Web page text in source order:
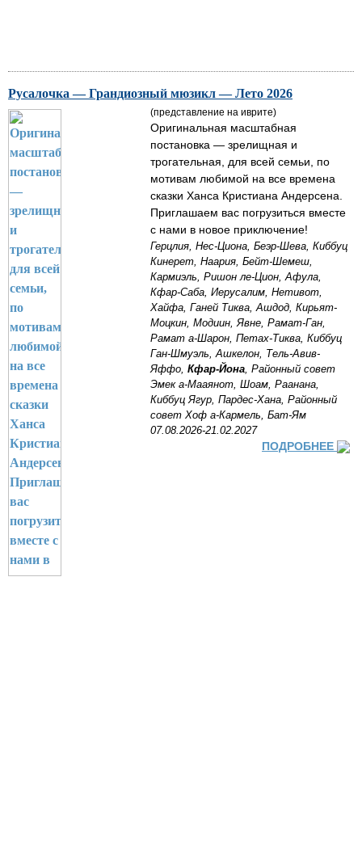
Русалочка — Грандиозный мюзикл — Лето 2026
(представление на иврите)
Оригинальная масштабная
постановка — зрелищная и
трогательная, для всей семьи, по
мотивам любимой на все времена
сказки Ханса Кристиана Андерсена.
Приглашаем вас погрузиться вместе
с нами в новое приключение!
Герцлия, Нес-Циона, Беэр-Шева, Киббуц
Кинерет, Наария, Бейт-Шемеш,
Кармиэль, Ришон ле-Цион, Афула,
Кфар-Саба, Иерусалим, Нетивот,
Хайфа, Ганей Тиква, Ашдод, Кирьят-
Моцкин, Модиин, Явне, Рамат-Ган,
Рамат а-Шарон, Петах-Тиква, Киббуц
Ган-Шмуэль, Ашкелон, Тель-Авив-
Яффо,Кфар-Йона , Районный совет
Эмек а-Мааянот, Шоам, Раанана,
Киббуц Ягур, Пардес-Хана, Районный
совет Хоф а-Кармель, Бат-Ям
07.08.2026-21.02.2027
ПОДРОБНЕЕ